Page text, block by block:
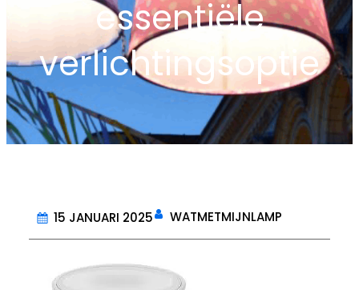
essentiële
verlichtingsoptie
15 JANUARI 2025 WATMETMIJNLAMP